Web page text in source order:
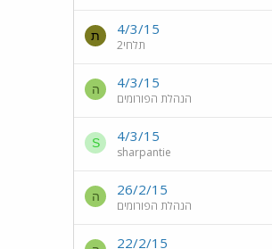
4/3/15
תלחי2
ת
4/3/15
הנהלת הפורומים
ה
4/3/15
sharpantie
S
26/2/15
הנהלת הפורומים
ה
22/2/15